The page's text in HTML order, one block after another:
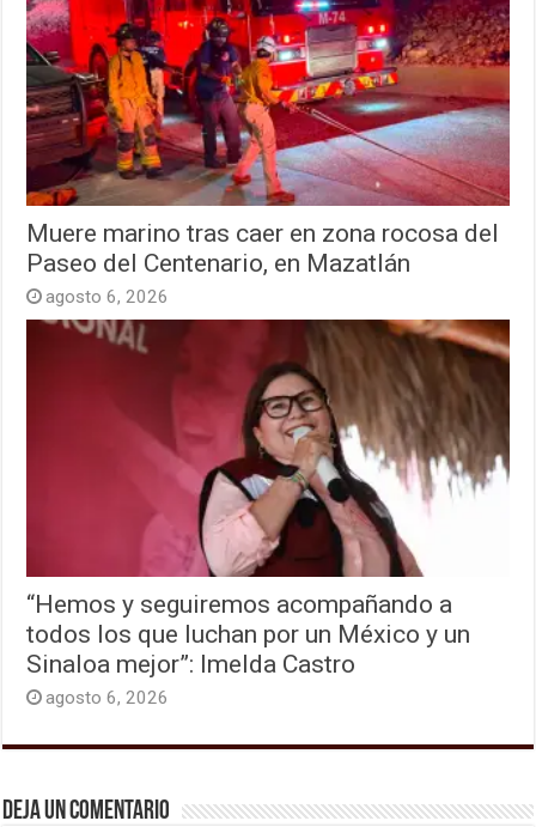
Muere marino tras caer en zona rocosa del
Paseo del Centenario, en Mazatlán
agosto 6, 2026
“Hemos y seguiremos acompañando a
todos los que luchan por un México y un
Sinaloa mejor”: Imelda Castro
agosto 6, 2026
Deja un comentario